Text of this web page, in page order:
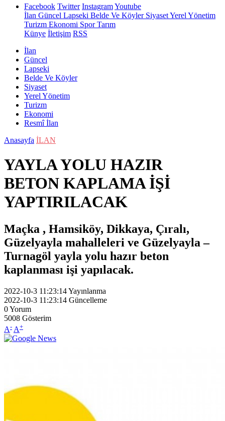
Facebook Twitter InstagramYoutube
İlan Güncel Lapseki Belde Ve KöylerSiyasetYerel Yönetim
Turizm Ekonomi SporTarım
Künye İletişim RSS
İlan
Güncel
Lapseki
Belde Ve Köyler
Siyaset
Yerel Yönetim
Turizm
Ekonomi
Resmî İlan
Anasayfa İLAN
YAYLA YOLU HAZIR
BETON KAPLAMA İŞİ
YAPTIRILACAK
Maçka , Hamsiköy, Dikkaya, Çıralı,
Güzelyayla mahalleleri ve Güzelyayla –
Turnagöl yayla yolu hazır beton
kaplanması işi yapılacak.
2022-10-3 11:23:14Yayınlanma
2022-10-3 11:23:14 Güncelleme
0Yorum
5008 Gösterim
A- A+